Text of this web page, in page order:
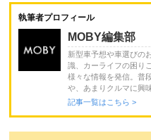
執筆者プロフィール
MOBY編集部
新型車予想や車選びの
識、カーライフの困り
様々な情報を発信。普
や、あまりクルマに興味
記事一覧はこちら >